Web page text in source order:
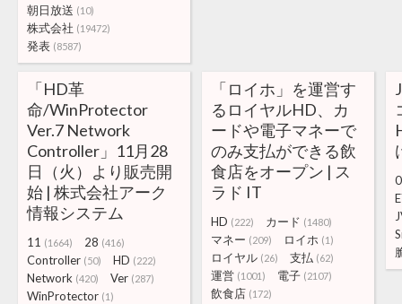
朝日放送 (10)
株式会社 (19472)
発表 (8587)
「HD革
命/WinProtector
Ver.7 Network
Controller」11月28
日（火）より販売開
始 | 株式会社アーク
情報システム
11 (1664) 28 (416)
Controller (50) HD (222)
Network (420) Ver (287)
WinProtector (1)
「ロイホ」を運営す
るロイヤルHD、カ
ードや電子マネーで
のみ支払ができる飲
食店をオープン | ス
ラド IT
HD (222) カード (1480)
マネー (209) ロイホ (1)
ロイヤル (26) 支払 (62)
運営 (1001) 電子 (2107)
飲食店 (172)